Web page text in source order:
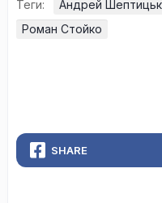
Теги: Андрей
Роман Стойко
SHARE